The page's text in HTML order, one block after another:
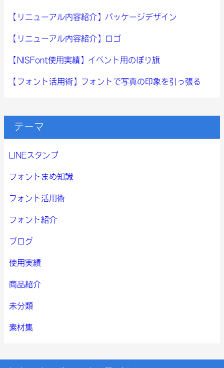
【リニューアル内容紹介】パッケージデザイン
【リニューアル内容紹介】ロゴ
【NISFont使用実績】イベント用のぼり旗
【フォント活用術】フォントで写真の印象を引っ張る
テーマ
LINEスタンプ
フォントまめ知識
フォント活用術
フォント紹介
ブログ
使用実績
商品紹介
未分類
素材集